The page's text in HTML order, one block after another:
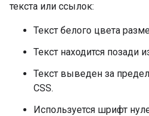
текста или ссылок:
Текст белого цвета
Текст находится позади
Текст выведен за
CSS.
Используется шрифт